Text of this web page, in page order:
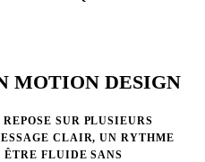
MOTION DESIGN
SUR PLUSIEURS
CLAIR, UN RYTHME
FLUIDE SANS